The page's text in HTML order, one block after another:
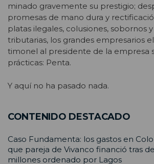
minado gravemente su prestigio;
promesas de mano dura y
platas ilegales, colusiones, sobornos
tributarias, los grandes empresarios
timonel al presidente de la empresa
prácticas: Penta.
Y aquí no ha pasado nada.
CONTENIDO DESTACADO
Caso Fundamenta: los gastos en
que pareja de Vivanco financió tras
millones ordenado por Lagos